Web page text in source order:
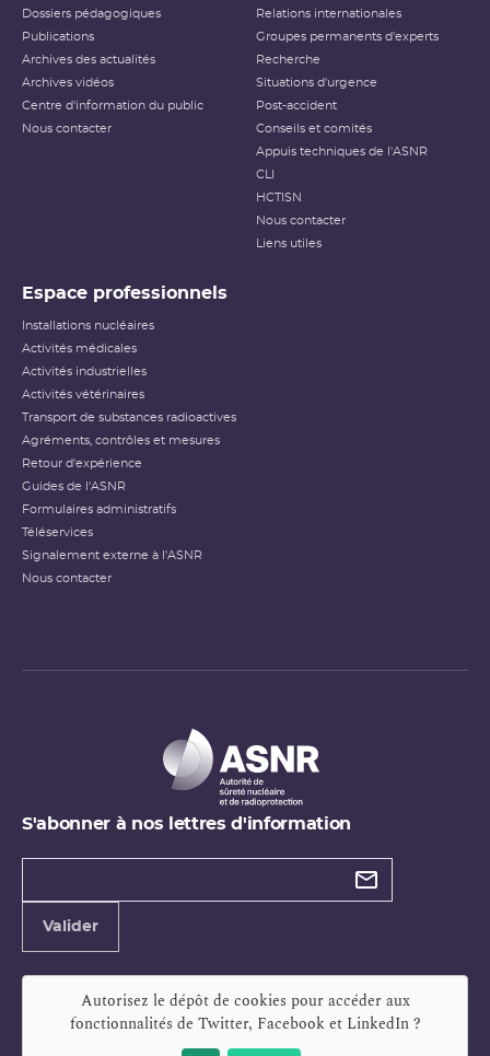
Dossiers pédagogiques
Publications
Archives des actualités
Archives vidéos
Centre d'information du public
Nous contacter
Relations internationales
Groupes permanents d'experts
Recherche
Situations d'urgence
Post-accident
Conseils et comités
Appuis techniques de l'ASNR
CLI
HCTISN
Nous contacter
Liens utiles
Espace professionnels
Installations nucléaires
Activités médicales
Activités industrielles
Activités vétérinaires
Transport de substances radioactives
Agréments, contrôles et mesures
Retour d'expérience
Guides de l'ASNR
Formulaires administratifs
Téléservices
Signalement externe à l'ASNR
Nous contacter
S'abonner à nos lettres d'information
Types de
Valider
Autorisez le dépôt de cookies pour accéder aux
fonctionnalités de Twitter, Facebook et LinkedIn?